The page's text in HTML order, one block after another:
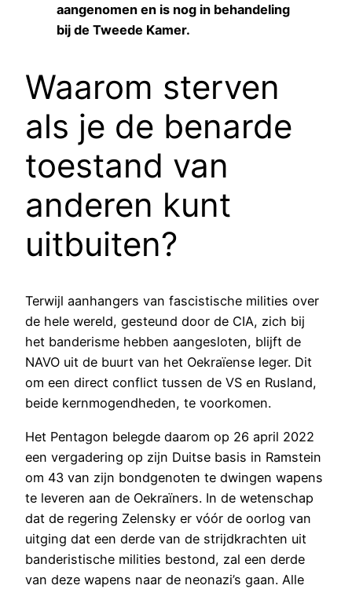
aangenomen en is nog in behandeling
bij de Tweede Kamer.
Waarom sterven
als je de benarde
toestand van
anderen kunt
uitbuiten?
Terwijl aanhangers van fascistische milities over
de hele wereld, gesteund door de CIA, zich bij
het banderisme hebben aangesloten, blijft de
NAVO uit de buurt van het Oekraïense leger. Dit
om een direct conflict tussen de VS en Rusland,
beide kernmogendheden, te voorkomen.
Het Pentagon belegde daarom op 26 april 2022
een vergadering op zijn Duitse basis in Ramstein
om 43 van zijn bondgenoten te dwingen wapens
te leveren aan de Oekraïners. In de wetenschap
dat de regering Zelensky er vóór de oorlog van
uitging dat een derde van de strijdkrachten uit
banderistische milities bestond, zal een derde
van deze wapens naar de neonazi’s gaan. Alle